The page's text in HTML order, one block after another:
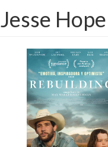
Jesse Hope